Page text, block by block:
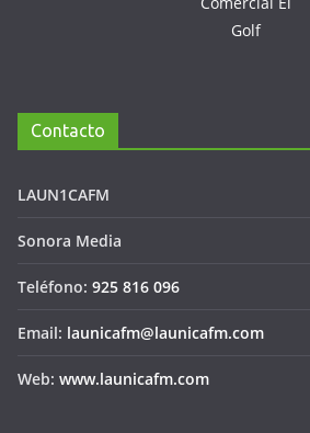
Contacto
LAUN1CAFM
Sonora Media
Teléfono: 925 816 096
Email: launicafm@launicafm.com
Web: www.launicafm.com